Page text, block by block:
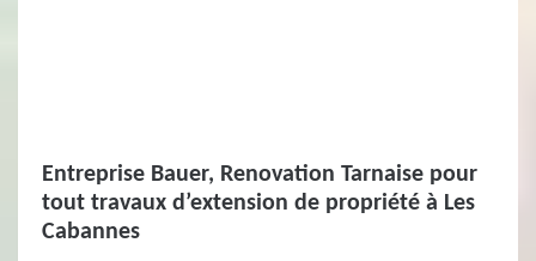
Entreprise Bauer, Renovation Tarnaise pour
tout travaux d’extension de propriété à Les
Cabannes